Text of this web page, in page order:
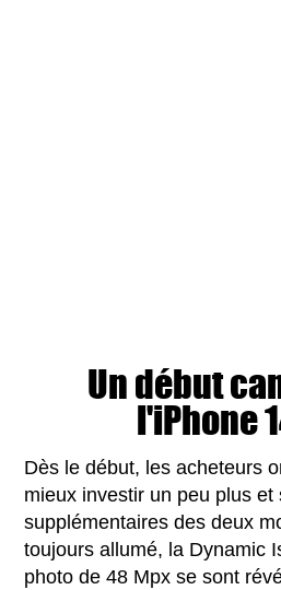
Un début
l'iPhone
Dès le début, les acheteurs
mieux investir un peu plus
supplémentaires des deux
toujours allumé, la Dynamic
photo de 48 Mpx se sont